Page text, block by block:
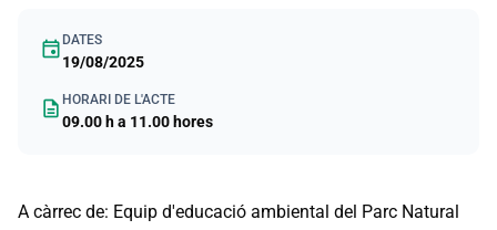
event DATES
19/08/2025
description HORARI DE L'ACTE
09.00 h a 11.00 hores
A càrrec de: Equip d'educació ambiental del Parc Natural